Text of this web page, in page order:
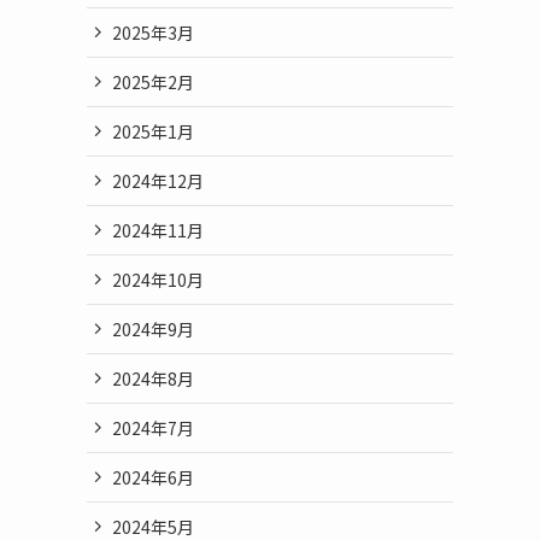
2025年3月
2025年2月
2025年1月
2024年12月
2024年11月
2024年10月
2024年9月
2024年8月
2024年7月
2024年6月
2024年5月